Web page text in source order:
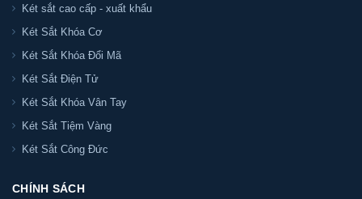
Két sắt cao cấp - xuất khẩu
Két Sắt Khóa Cơ
Két Sắt Khóa Đổi Mã
Két Sắt Điện Tử
Két Sắt Khóa Vân Tay
Két Sắt Tiệm Vàng
Két Sắt Công Đức
CHÍNH SÁCH